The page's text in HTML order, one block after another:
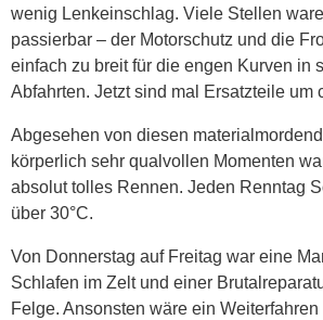
wenig Lenkeinschlag. Viele Stellen
passierbar – der Motorschutz und die
einfach zu breit für die engen Kurven in
Abfahrten. Jetzt sind mal Ersatzteile um
Abgesehen von diesen
körperlich sehr qualvollen Momenten
absolut tolles Rennen. Jeden Renntag
über 30°C.
Von Donnerstag auf Freitag war eine
Schlafen im Zelt und einer
Felge. Ansonsten wäre ein